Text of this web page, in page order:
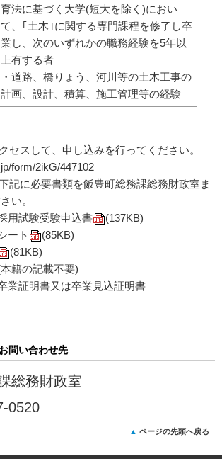
育法に基づく大学(短大を除く)におい
て、｢土木｣に関する専門課程を修了し卒
業し、次のいずれかの職務経験を5年以
上有する者
・道路、橋りょう、河川等の土木工事の
計画、設計、積算、施工管理等の経験
セスして、申し込みを行ってください。
form/2ikG/447102
記に必要書類を飯豊町総務課総務財政室ま
い。
用試験受験申込書
(137KB)
ート
(85KB)
(81KB)
籍の記載不要)
業証明書又は卒業見込証明書
問い合わせ先
総務財政室
0520
ページの先頭へ戻る